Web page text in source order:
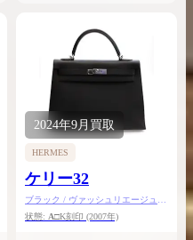
2024年9月買取
HERMES
ケリー32
ブラック / ヴァッシュリエージュ /
シルバー金具
状態: A□K刻印 (2007年)